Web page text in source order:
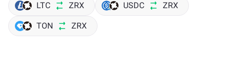
LTC ZRX USDC ZRX
TON ZRX